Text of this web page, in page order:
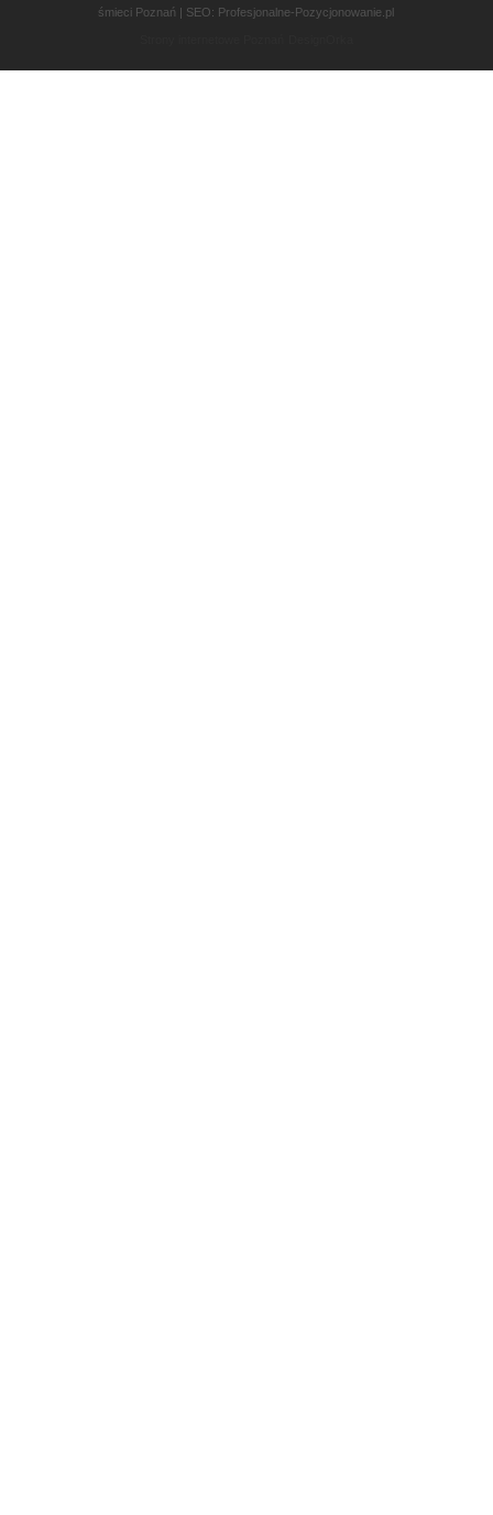
śmieci Poznań | SEO: Profesjonalne-Pozycjonowanie.pl